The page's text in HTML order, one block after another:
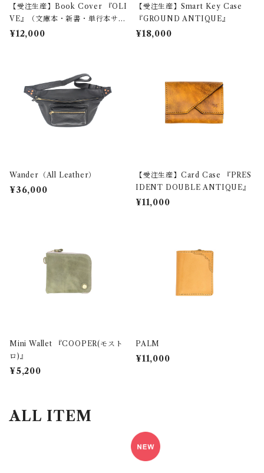
【受注生産】Book Cover 『OLI
VE』（文庫本・新書・単行本サイ
ズ）
¥12,000
【受注生産】Smart Key Case
『GROUND ANTIQUE』
¥18,000
Wander（All Leather）
¥36,000
【受注生産】Card Case 『PRES
IDENT DOUBLE ANTIQUE』
¥11,000
Mini Wallet 『COOPER(モスト
ロ)』
¥5,200
PALM
¥11,000
ALL ITEM